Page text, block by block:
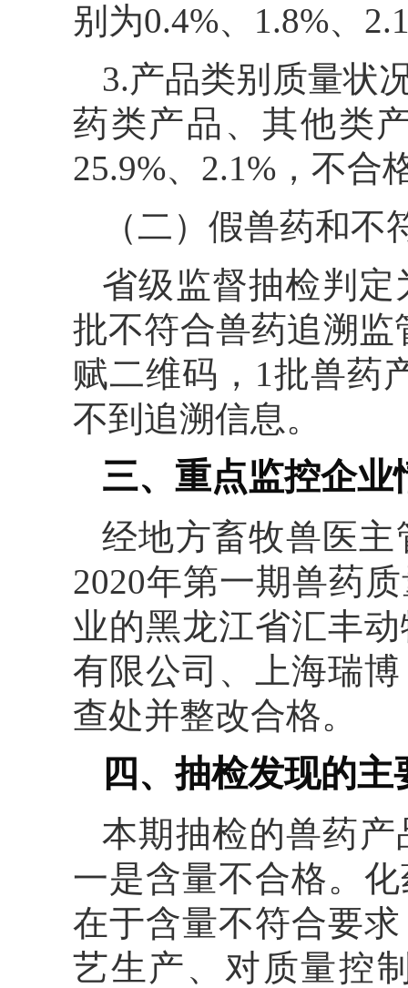
别为0.4%、1.8%、
3.产品类别质量状
药类产品、其他类
25.9%、2.1%，不合
（二）假兽药和
省级监督抽检判
批不符合兽药追溯
赋二维码，1批兽药
不到追溯信息。
三、重点监控企业
经地方畜牧兽医主
2020年第一期兽药
业的黑龙江省汇丰
有限公司、上海瑞
查处并整改合格。
四、抽检发现的主
本期抽检的兽药
一是含量不合格。
在于含量不符合要
艺生产、对质量控